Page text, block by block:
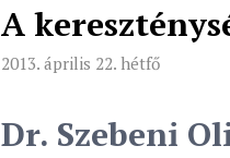
A
2013. április 22. hétfő
Dr. Szebeni